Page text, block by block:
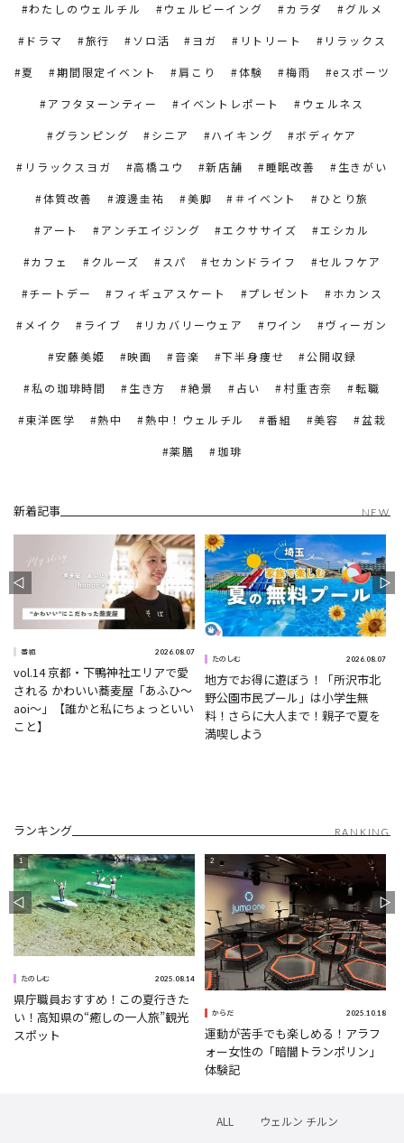
わたしのウェルチル ウェルビーイング カラダ グルメ
ドラマ 旅行 ソロ活 ヨガ リトリート リラックス
夏 期間限定イベント 肩こり 体験 梅雨 eスポーツ
アフタヌーンティー イベントレポート ウェルネス
グランピング シニア ハイキング ボディケア
リラックスヨガ 高橋ユウ 新店舗 睡眠改善 生きがい
体質改善 渡邊圭祐 美脚 ＃イベント ひとり旅
アート アンチエイジング エクササイズ エシカル
カフェ クルーズ スパ セカンドライフ セルフケア
チートデー フィギュアスケート プレゼント ホカンス
メイク ライブ リカバリーウェア ワイン ヴィーガン
安藤美姫 映画 音楽 下半身痩せ 公開収録
私の珈琲時間 生き方 絶景 占い 村重杏奈 転職
東洋医学 熱中 熱中！ウェルチル 番組 美容 盆栽
薬膳 珈琲
新着記事 NEW
番組 2026.08.07
vol.14 京都・下鴨神社エリアで愛
される かわいい蕎麦屋「あふひ〜
aoi〜」【誰かと私にちょっといい
こと】
たのしむ 2026.08.07
地方でお得に遊ぼう！「所沢市北
野公園市民プール」は小学生無
料！さらに大人まで！親子で夏を
満喫しよう
ランキング RANKING
たのしむ 2025.08.14
県庁職員おすすめ！この夏行きた
い！高知県の“癒しの一人旅”観光
スポット
からだ 2025.10.18
運動が苦手でも楽しめる！アラフ
ォー女性の「暗闇トランポリン」
体験記
ALL
ウェルン チルン